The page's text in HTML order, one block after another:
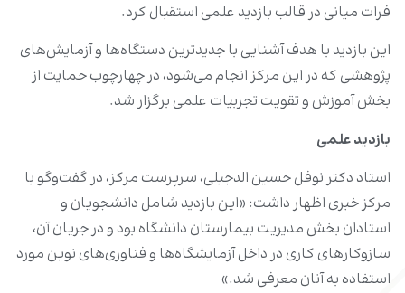
فرات میانی در قالب بازدید علمی استقبال کرد.
این بازدید با هدف آشنایی با جدیدترین دستگاه‌ها و آزمایش‌های
پژوهشی که در این مرکز انجام می‌شود، در چهارچوب حمایت از
بخش آموزش و تقویت تجربیات علمی برگزار شد.
بازدید علمی
استاد دکتر نوفل حسین الدجیلی، سرپرست مرکز، در گفت‌وگو با
مرکز خبری اظهار داشت: «این بازدید شامل دانشجویان و
استادان بخش مدیریت بیمارستان دانشگاه بود و در جریان آن،
سازوکارهای کاری در داخل آزمایشگاه‌ها و فناوری‌های نوین مورد
استفاده به آنان معرفی شد.»